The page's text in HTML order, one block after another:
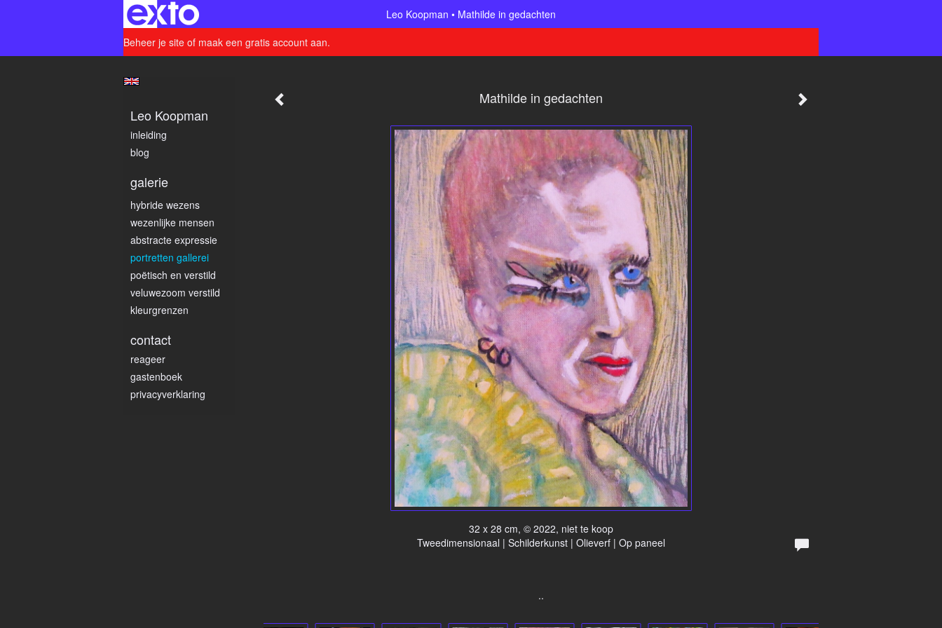
Leo Koopman
Mathilde in gedachten
Beheer je site of maak een gratis account aan.
Mathilde in gedachten
32 x 28 cm, © 2022, niet te koop
Tweedimensionaal | Schilderkunst | Olieverf | Op paneel
..
Leo Koopman
inleiding
blog
galerie
hybride wezens
wezenlijke mensen
abstracte expressie
portretten gallerei
poëtisch en verstild
veluwezoom verstild
kleurgrenzen
contact
reageer
gastenboek
privacyverklaring